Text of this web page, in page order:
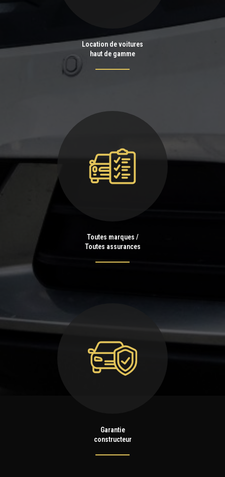
Location de voitures
haut de gamme
Toutes marques /
Toutes assurances
Garantie
constructeur